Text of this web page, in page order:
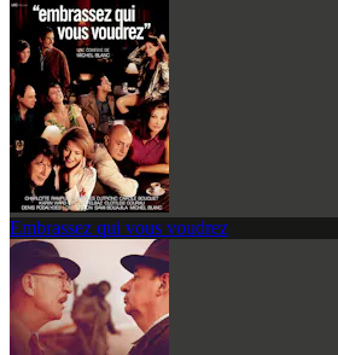
Embrassez qui vous voudrez